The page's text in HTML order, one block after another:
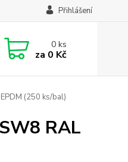
Přihlášení
0ks
za 0 Kč
(250 ks/bal)
RAL